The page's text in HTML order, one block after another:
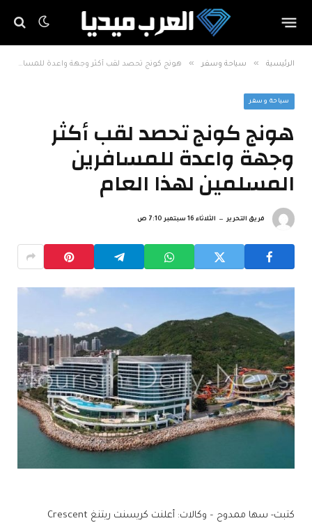
الرئيسية » سياحة وسفر » هونج كونج تحصد لقب أكثر وجهة واعدة للمسافرين المسلمين لهذا العام
سياحة وسفر
هونج كونج تحصد لقب أكثر
وجهة واعدة للمسافرين
المسلمين لهذا العام
فريق التحرير الثلاثاء 16 سبتمبر 7:10 ص
كتبت- سها ممدوح – وكالات: أعلنت كريسنت ريتنغ Crescent